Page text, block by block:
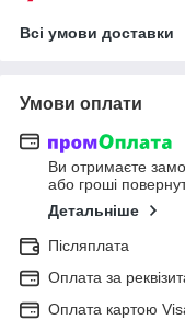
Всі умови доставки
Умови оплати
Ви отримаєте
або гроші
Детальніше
Післяплата
Оплата за
Оплата картою